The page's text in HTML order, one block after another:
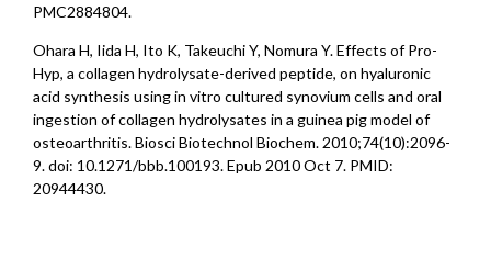
PMC2884804.
Ohara H, Iida H, Ito K, Takeuchi Y, Nomura Y. Effects of Pro-
Hyp, a collagen hydrolysate-derived peptide, on hyaluronic
acid synthesis using in vitro cultured synovium cells and oral
ingestion of collagen hydrolysates in a guinea pig model of
osteoarthritis. Biosci Biotechnol Biochem. 2010;74(10):2096-
9. doi: 10.1271/bbb.100193. Epub 2010 Oct 7. PMID:
20944430.